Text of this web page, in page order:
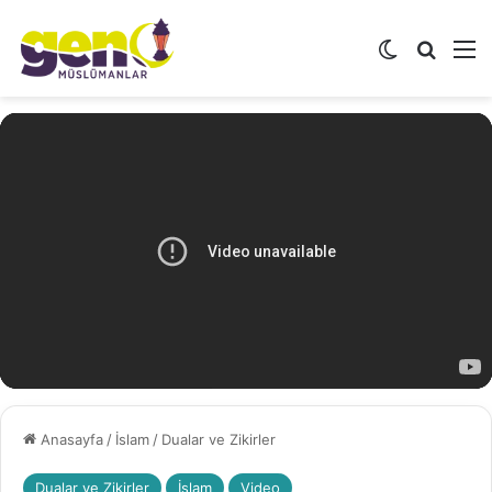
Dış
Anasayfa / İslam / Dualar ve Zikirler
Dualar ve Zikirler İslam Video